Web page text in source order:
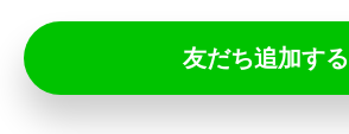
友だち追加する